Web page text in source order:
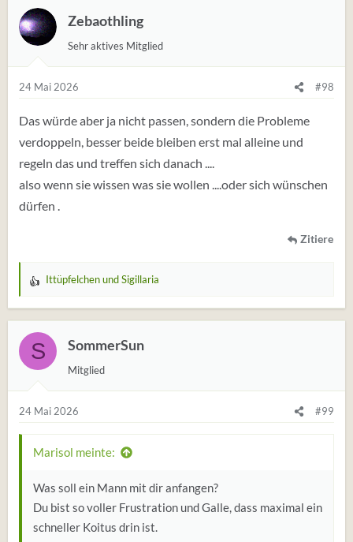
Zebaothling
Sehr aktives Mitglied
24 Mai 2026 #98
Das würde aber ja nicht passen, sondern die Probleme
verdoppeln, besser beide bleiben erst mal alleine und
regeln das und treffen sich danach ....
also wenn sie wissen was sie wollen ....oder sich wünschen
dürfen .
Zitiere
W
r
t
u
n
e
n
IttüpfelchenundSigillaria
S SommerSun
Mitglied
24 Mai 2026 #99
Marisol meinte:
Was soll ein Mann mit dir anfangen?
Du bist so voller Frustration und Galle, dass maximal ein
schneller Koitus drin ist.